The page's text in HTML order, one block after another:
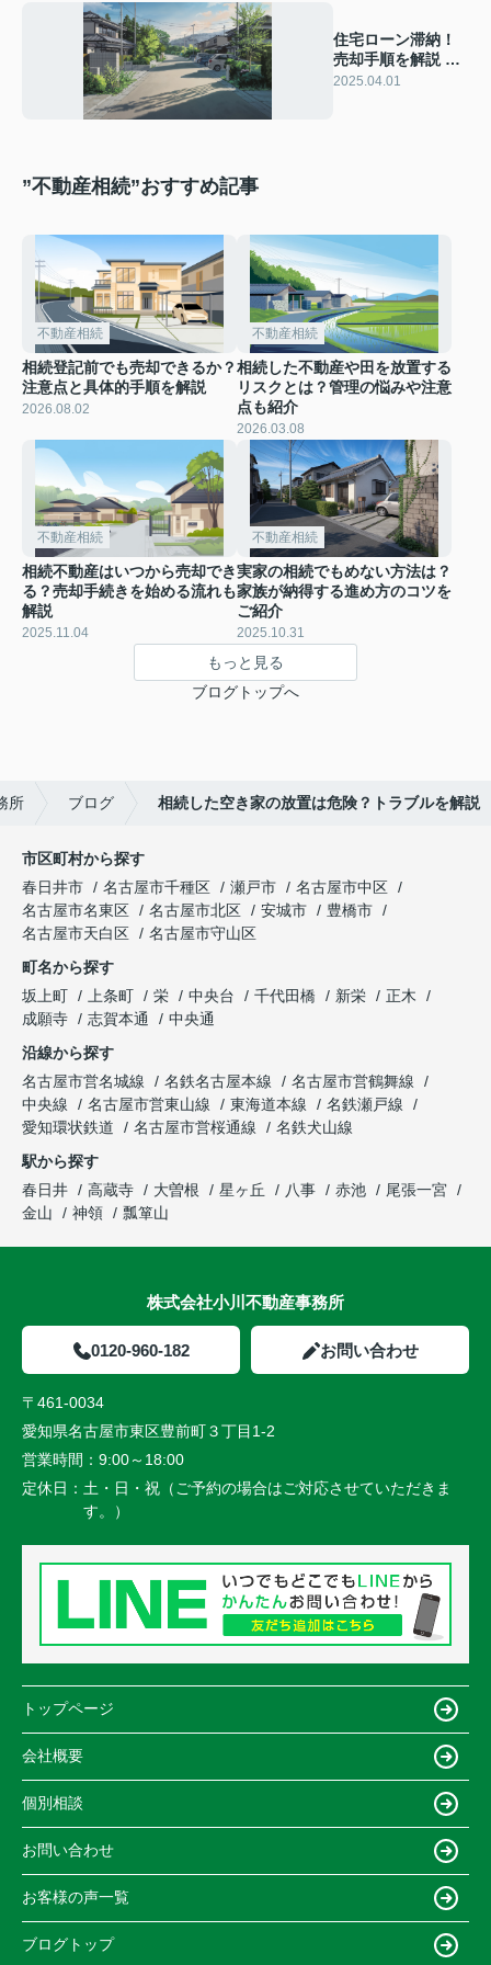
住宅ローン滞納！
売却手順を解説 ロ
ーン滞納時の家売
2025.04.01
”不動産相続”おすすめ記事
不動産相続
相続登記前でも売却できるか？
注意点と具体的手順を解説
2026.08.02
不動産相続
相続した不動産や田を放置する
リスクとは？管理の悩みや注意
点も紹介
2026.03.08
不動産相続
相続不動産はいつから売却でき
る？売却手続きを始める流れも
解説
2025.11.04
不動産相続
実家の相続でもめない方法は？
家族が納得する進め方のコツを
ご紹介
2025.10.31
もっと見る
ブログトップへ
所 ブログ 相続した空き家の放置は危険？トラブルを解説
市区町村から探す
春日井市
名古屋市千種区 瀬戸市
名古屋市中区
名古屋市名東区
名古屋市北区 安城市
豊橋市
名古屋市天白区
名古屋市守山区
町名から探す
坂上町
上条町 栄 中央台 千代田橋 新栄
正木
成願寺
志賀本通
中央通
沿線から探す
名古屋市営名城線
名鉄名古屋本線
名古屋市営鶴舞線
中央線
名古屋市営東山線 東海道本線
名鉄瀬戸線
愛知環状鉄道
名古屋市営桜通線
名鉄犬山線
駅から探す
春日井
高蔵寺 大曽根 星ヶ丘 八事 赤池
尾張一宮
金山
神領 瓢箪山
株式会社小川不動産事務所
0120-960-182 お問い合わせ
〒461-0034
愛知県名古屋市東区豊前町３丁目1-2
営業時間： 9:00～18:00
定休日： 土・日・祝（ご予約の場合はご対応させていただきま
す。）
トップページ
会社概要
個別相談
お問い合わせ
お客様の声一覧
ブログトップ